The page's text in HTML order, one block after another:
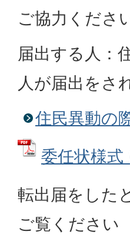
ご協力くださ
届出する人：
人が届出をさ
住民異動の
委任状様式
転出届をした
ご覧ください